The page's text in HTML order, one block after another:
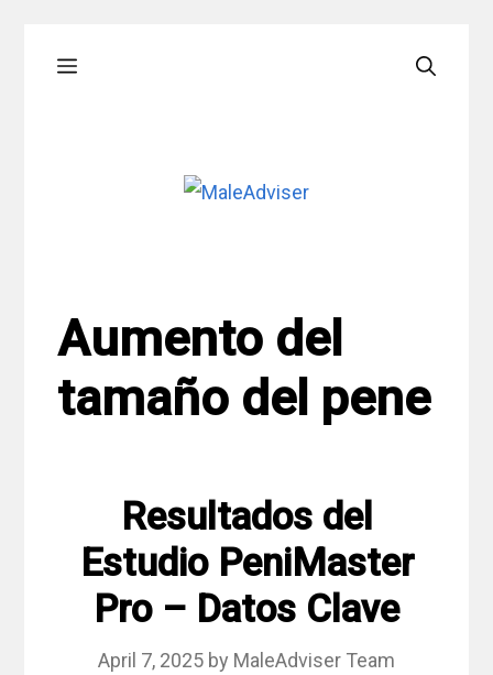
Menu
Aumento del
tamaño del pene
Resultados del
Estudio PeniMaster
Pro – Datos Clave
April 7, 2025 by MaleAdviser Team